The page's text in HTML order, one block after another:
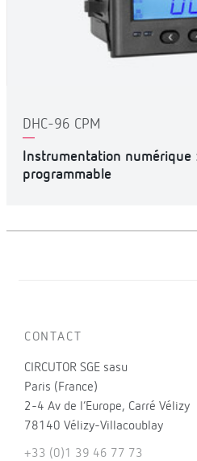
DHC-96 CPM
Instrumentation numérique
programmable
CONTACT
CIRCUTOR SGE sasu
Paris (France)
2-4 Av de l’Europe, Carré Vélizy
78140 Vélizy-Villacoublay
+33 (0)1 39 46 77 73